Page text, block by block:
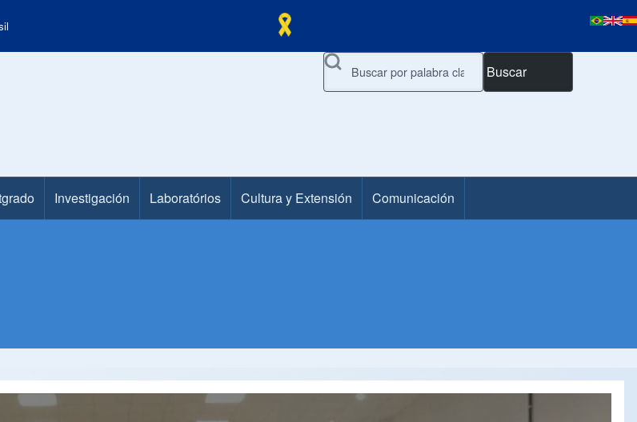
Buscar
Investigación Laboratórios Cultura y Extensión Comunicación